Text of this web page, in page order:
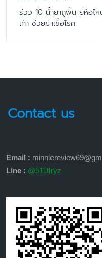
รีวิว 10 น้ำยาถูพื้น ยี่ห้อไ
เท้า ช่วยฆ่าเชื้อโรค
Contact us
Email :
Line : @511tlryz